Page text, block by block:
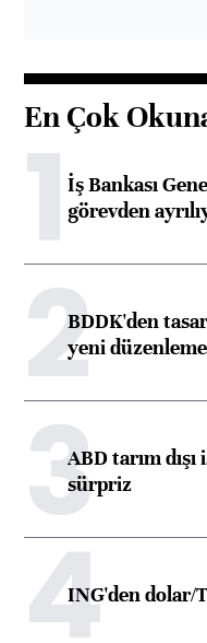
En Çok
1İş Bankası
görevden
2BDDK'den
yeni düzenleme
3ABD tarım
sürpriz
4ING'den dolar/